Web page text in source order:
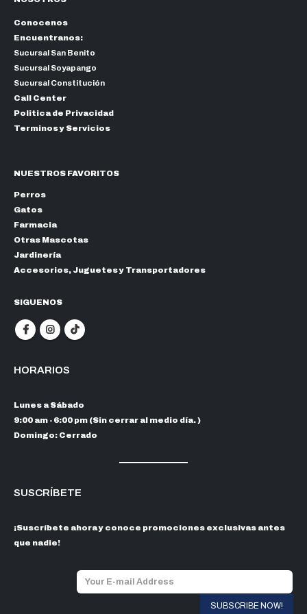
Conocenos
Encuentranos:
Sucursal San Benito
Sucursal Soyapango
Sucursal Constitución
Call Center
Politica de Privacidad
Terminos y Servicios
NUESTROS FAVORITOS
Perros
Gatos
Farmacia
Otras Mascotas
Jardinería
Accesorios, Juguetes y Transportadores
SIGUENOS
HORARIOS
Lunes a Sábado
9:00 am - 6:00 pm (Sin cerrar al medio día. )
Domingo: Cerrado
SUSCRÍBETE
¡Suscríbete ahora y conoce promociones exclusivas antes
que nadie!